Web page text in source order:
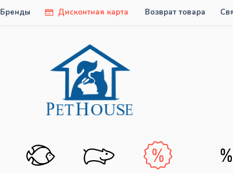
Бренды Дисконтная карта Возврат товара